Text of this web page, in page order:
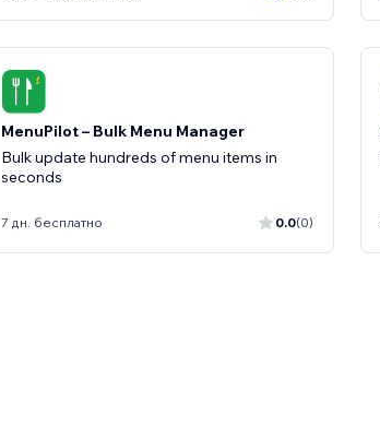
MenuPilot – Bulk Menu Manager
Bulk update hundreds of menu items in
seconds
7 дн. бесплатно 0.0(0)